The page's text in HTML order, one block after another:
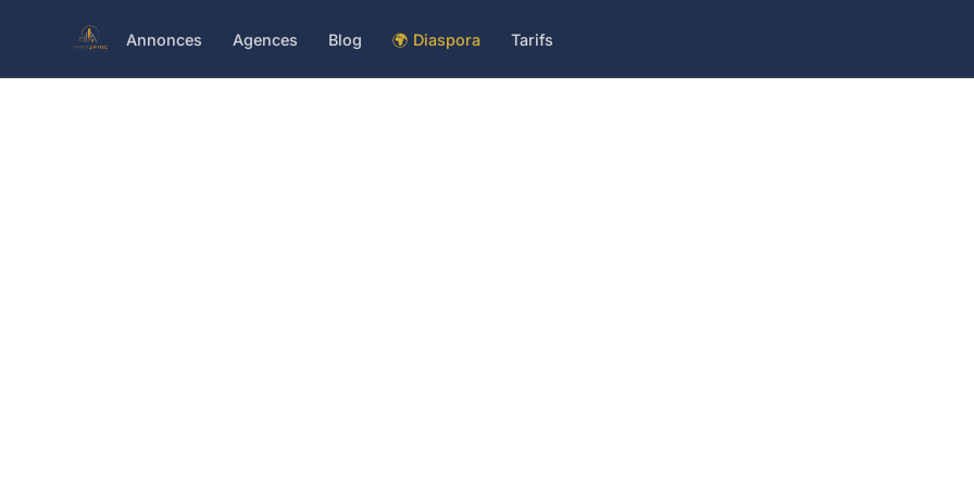
Annonces Agences Blog 🌍 Diaspora Tarifs